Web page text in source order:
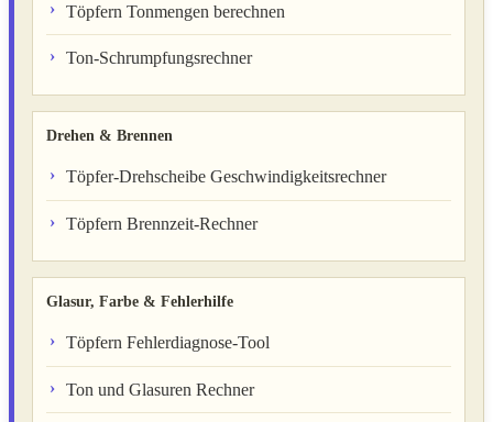
Töpfern Tonmengen berechnen
Ton-Schrumpfungsrechner
Drehen & Brennen
Töpfer-Drehscheibe Geschwindigkeitsrechner
Töpfern Brennzeit-Rechner
Glasur, Farbe & Fehlerhilfe
Töpfern Fehlerdiagnose-Tool
Ton und Glasuren Rechner